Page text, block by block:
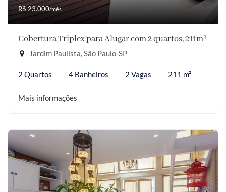
R$ 23.000/mês
Cobertura Triplex para Alugar com 2 quartos, 211m²
Jardim Paulista, São Paulo-SP
2 Quartos 4 Banheiros 2 Vagas 211 m²
Mais informações